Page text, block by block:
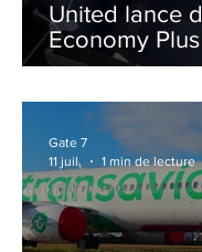
United lance
Economy
central
Gate 7
11 juil.
1 min de lecture